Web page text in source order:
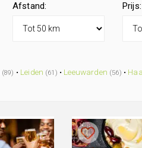
Afstand: Prijs:
(89) • Leiden (61) • Leeuwarden (56) •